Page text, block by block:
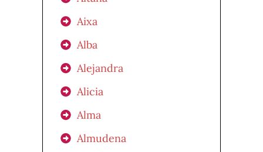
Aixa
Alba
Alejandra
Alicia
Alma
Almudena